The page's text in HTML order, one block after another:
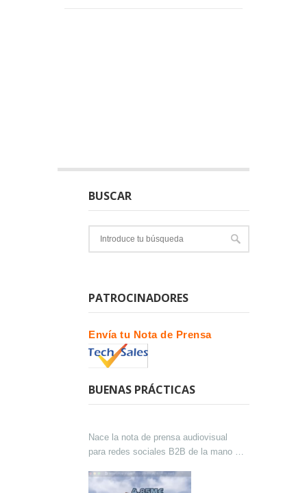
BUSCAR
PATROCINADORES
Envía tu Nota de Prensa
BUENAS PRÁCTICAS
Nace la nota de prensa audiovisual
para redes sociales B2B de la mano de